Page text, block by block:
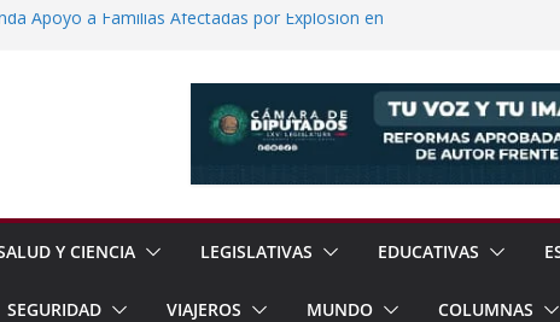
Apoyo a Familias Afectadas por Explosión en
con Pararrayos el Templo de La Magdalena
Y CIENCIA LEGISLATIVAS EDUCATIVAS
SEGURIDAD VIAJEROS MUNDO COLUMNAS